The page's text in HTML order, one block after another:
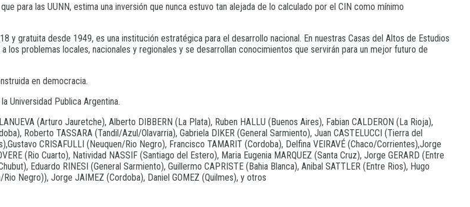
para las UUNN, estima una inversión que nunca estuvo tan alejada de lo calculado por el CIN como mínimo
y gratuita desde 1949, es una institución estratégica para el desarrollo nacional. En nuestras Casas del Altos de Estudios
problemas locales, nacionales y regionales y se desarrollan conocimientos que servirán para un mejor futuro de
en democracia.
Universidad Publica Argentina.
(Arturo Jauretche), Alberto DIBBERN (La Plata), Ruben HALLU (Buenos Aires), Fabian CALDERON (La Rioja),
Roberto TASSARA (Tandil/Azul/Olavarria), Gabriela DIKER (General Sarmiento), Juan CASTELUCCI (Tierra del
CRISAFULLI (Neuquen/Rio Negro), Francisco TAMARIT (Cordoba), Delfina VEIRAVÉ (Chaco/Corrientes),Jorge
(Rio Cuarto), Natividad NASSIF (Santiago del Estero), Maria Eugenia MARQUEZ (Santa Cruz), Jorge GERARD (Entre
Eduardo RINESI (General Sarmiento), Guillermo CAPRISTE (Bahia Blanca), Anibal SATTLER (Entre Rios), Hugo
Negro)), Jorge JAIMEZ (Cordoba), Daniel GOMEZ (Quilmes), y otros